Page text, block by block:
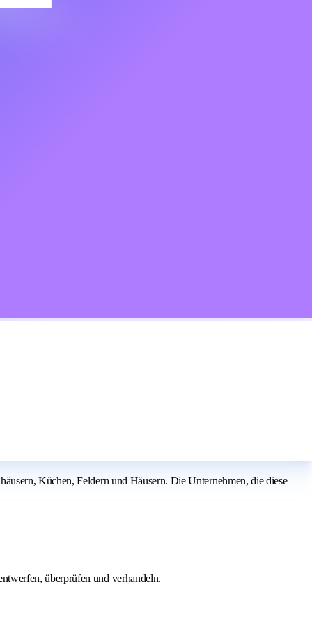
Küchen, Feldern und Häusern. Die Unternehmen, die diese
überprüfen und verhandeln.